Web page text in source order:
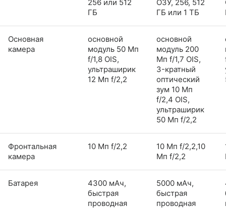
256 или 512
ГБ
ОЗУ, 256, 512
ГБ или 1 ТБ
Основная
камера
основной
модуль 50 Мп
f/1,8 OIS,
ультраширик
12 Мп f/2,2
основной
модуль 200
Мп f/1,7 OIS,
3-кратный
оптический
зум 10 Мп
f/2,4 OIS,
ультраширик
50 Мп f/2,2
Фронтальная
камера
10 Мп f/2,2
10 Мп f/2,2,10
Мп f/2,2
Батарея
4300 мАч,
быстрая
проводная
5000 мАч,
быстрая
проводная